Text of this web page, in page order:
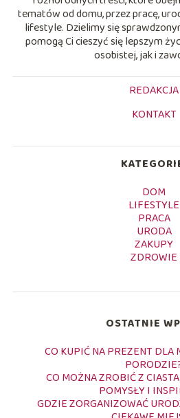
tematów od domu, przez pracę,
lifestyle. Dzielimy się
pomogą Ci cieszyć się lepszym
osobistej, jak i
REDAKCJA
KONTAKT
DOM
LIFESTYLE
PRACA
URODA
ZAKUPY
ZDROWIE
OSTATNIE
CO KUPIĆ NA PREZENT DLA
CO MOŻNA ZROBIĆ Z
POMYSŁY I
GDZIE ZORGANIZOWAĆ